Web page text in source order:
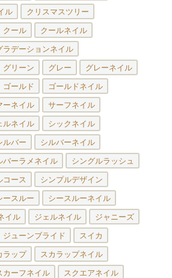
ル クリスマスツリー
クール クールネイル
ラデーションネイル
グリーン グレー グレーネイル
ゴールド ゴールドネイル
ーネイル サーフネイル
ルネイル シックネイル
ルバー シルバーネイル
バーラメネイル シングルラッシュ
コース シンプルデザイン
ースルー シースルーネイル
イル ジェルネイル ジャニーズ
ジューンブライド スイカ
ラップ スカラップネイル
カーフネイル スクエアネイル